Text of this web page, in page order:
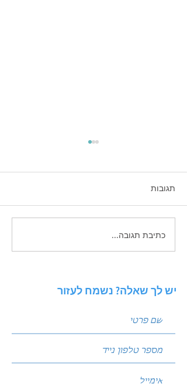
המדריך השלם: שיווק
בוואטסאפ, אוטומציות
תגובות
כתיבת תגובה...
יש לך שאלה? נשמח לעזור